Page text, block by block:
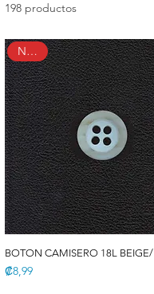
198 productos
Nuevo
BOTON CAMISERO 18L
Precio
₡8,99